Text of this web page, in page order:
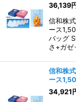
36,139
信和株
ース
バッグ
さ+ガ
信和株
ース
34,921